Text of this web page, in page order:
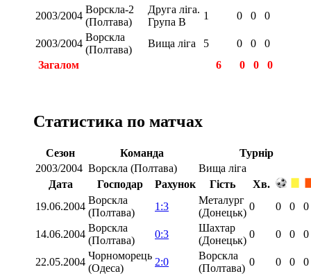
2003/2004
Ворскла-2
(Полтава)
Друга ліга.
Група В
1 0 0 0
2003/2004
Ворскла
(Полтава)
Вища ліга 5 0 0
0
Загалом
6 0 0 0
Статистика по матчах
Сезон Команда
Турнір
2003/2004 Ворскла (Полтава)
Вища ліга
Дата
Господар Рахунок Гість
Хв.
19.06.2004
Ворскла
(Полтава)
1:3
Металург
(Донецьк)
0 0 0 0
14.06.2004
Ворскла
(Полтава)
0:3
Шахтар
(Донецьк)
0 0 0 0
22.05.2004
Чорноморець
(Одеса)
2:0
Ворскла
(Полтава)
0 0 0 0